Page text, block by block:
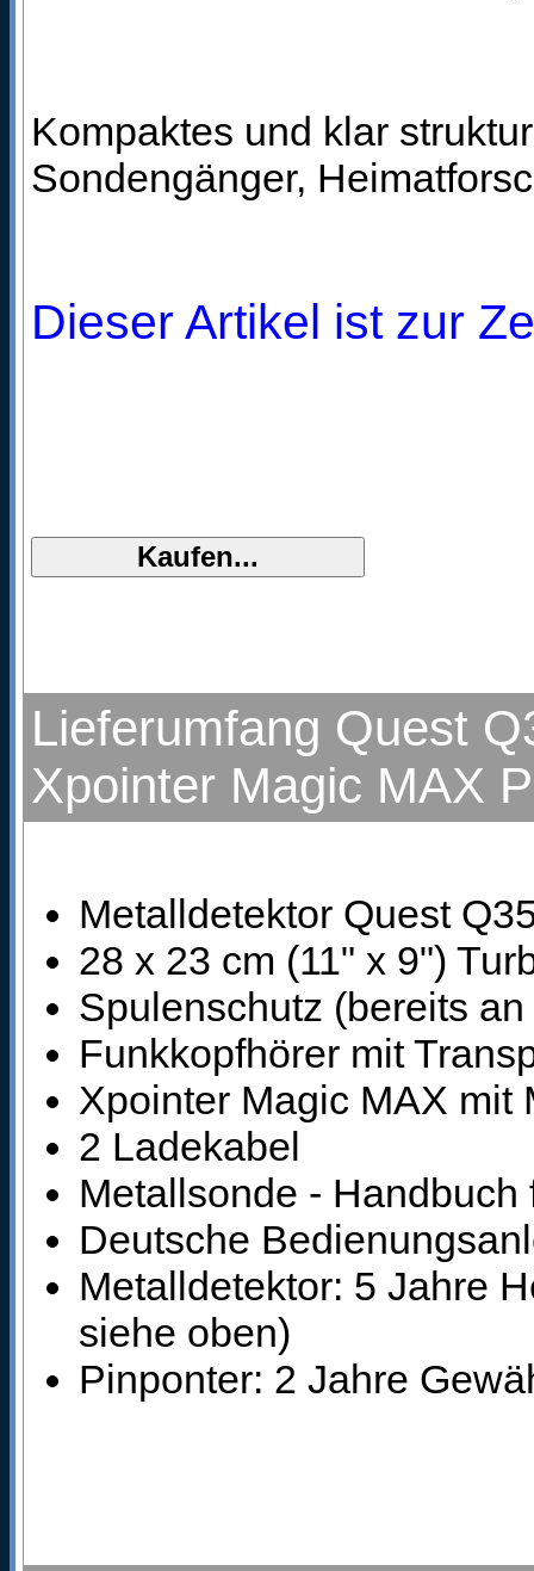
Kompaktes und klar
Sondengänger,
Dieser Artikel ist zur
Lieferumfang Quest
Xpointer Magic MAX
Metalldetektor Quest
28 x 23 cm (11" x 9")
Spulenschutz (bereits
Funkkopfhörer mit
Xpointer Magic MAX mit
2 Ladekabel
Metallsonde - Handbuch
Deutsche
Metalldetektor: 5 Jahre
siehe oben)
Pinponter: 2 Jahre